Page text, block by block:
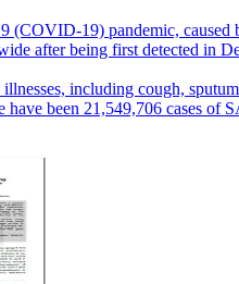
(COVID-19) pandemic,
after being first detected in
including cough,
have been 21,549,706 cases